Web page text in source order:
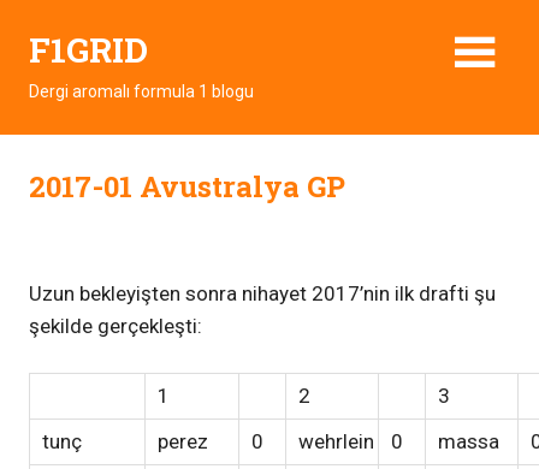
F1GRID
Dergi aromalı formula 1 blogu
2017-01 Avustralya GP
Uzun bekleyişten sonra nihayet 2017’nin ilk drafti şu
şekilde gerçekleşti:
1 2
3
tunç
perez 0 wehrlein 0 massa